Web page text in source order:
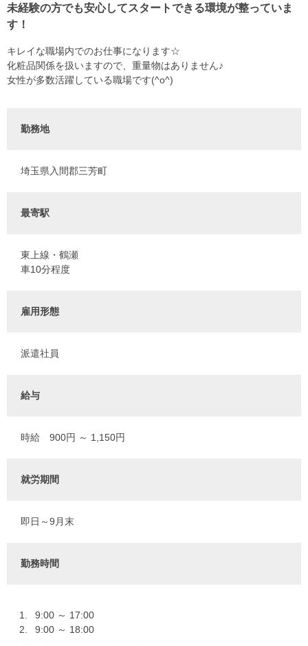
未経験の方でも安心してスタートできる環境が整っていま
す！
キレイな職場内でのお仕事になります☆
化粧品関係を扱いますので、重量物はありません♪
女性が多数活躍している職場です(^o^)
勤務地
埼玉県入間郡三芳町
最寄駅
東上線・鶴瀬
車10分程度
雇用形態
派遣社員
給与
時給 900円 ～ 1,150円
就労期間
即日～9月末
勤務時間
9:00 ～ 17:00
9:00 ～ 18:00